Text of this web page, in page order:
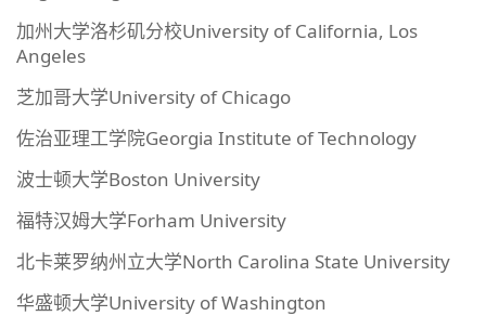
加州大学洛杉矶分校University of California, Los
Angeles
芝加哥大学University of Chicago
佐治亚理工学院Georgia Institute of Technology
波士顿大学Boston University
福特汉姆大学Forham University
北卡莱罗纳州立大学North Carolina State University
华盛顿大学University of Washington